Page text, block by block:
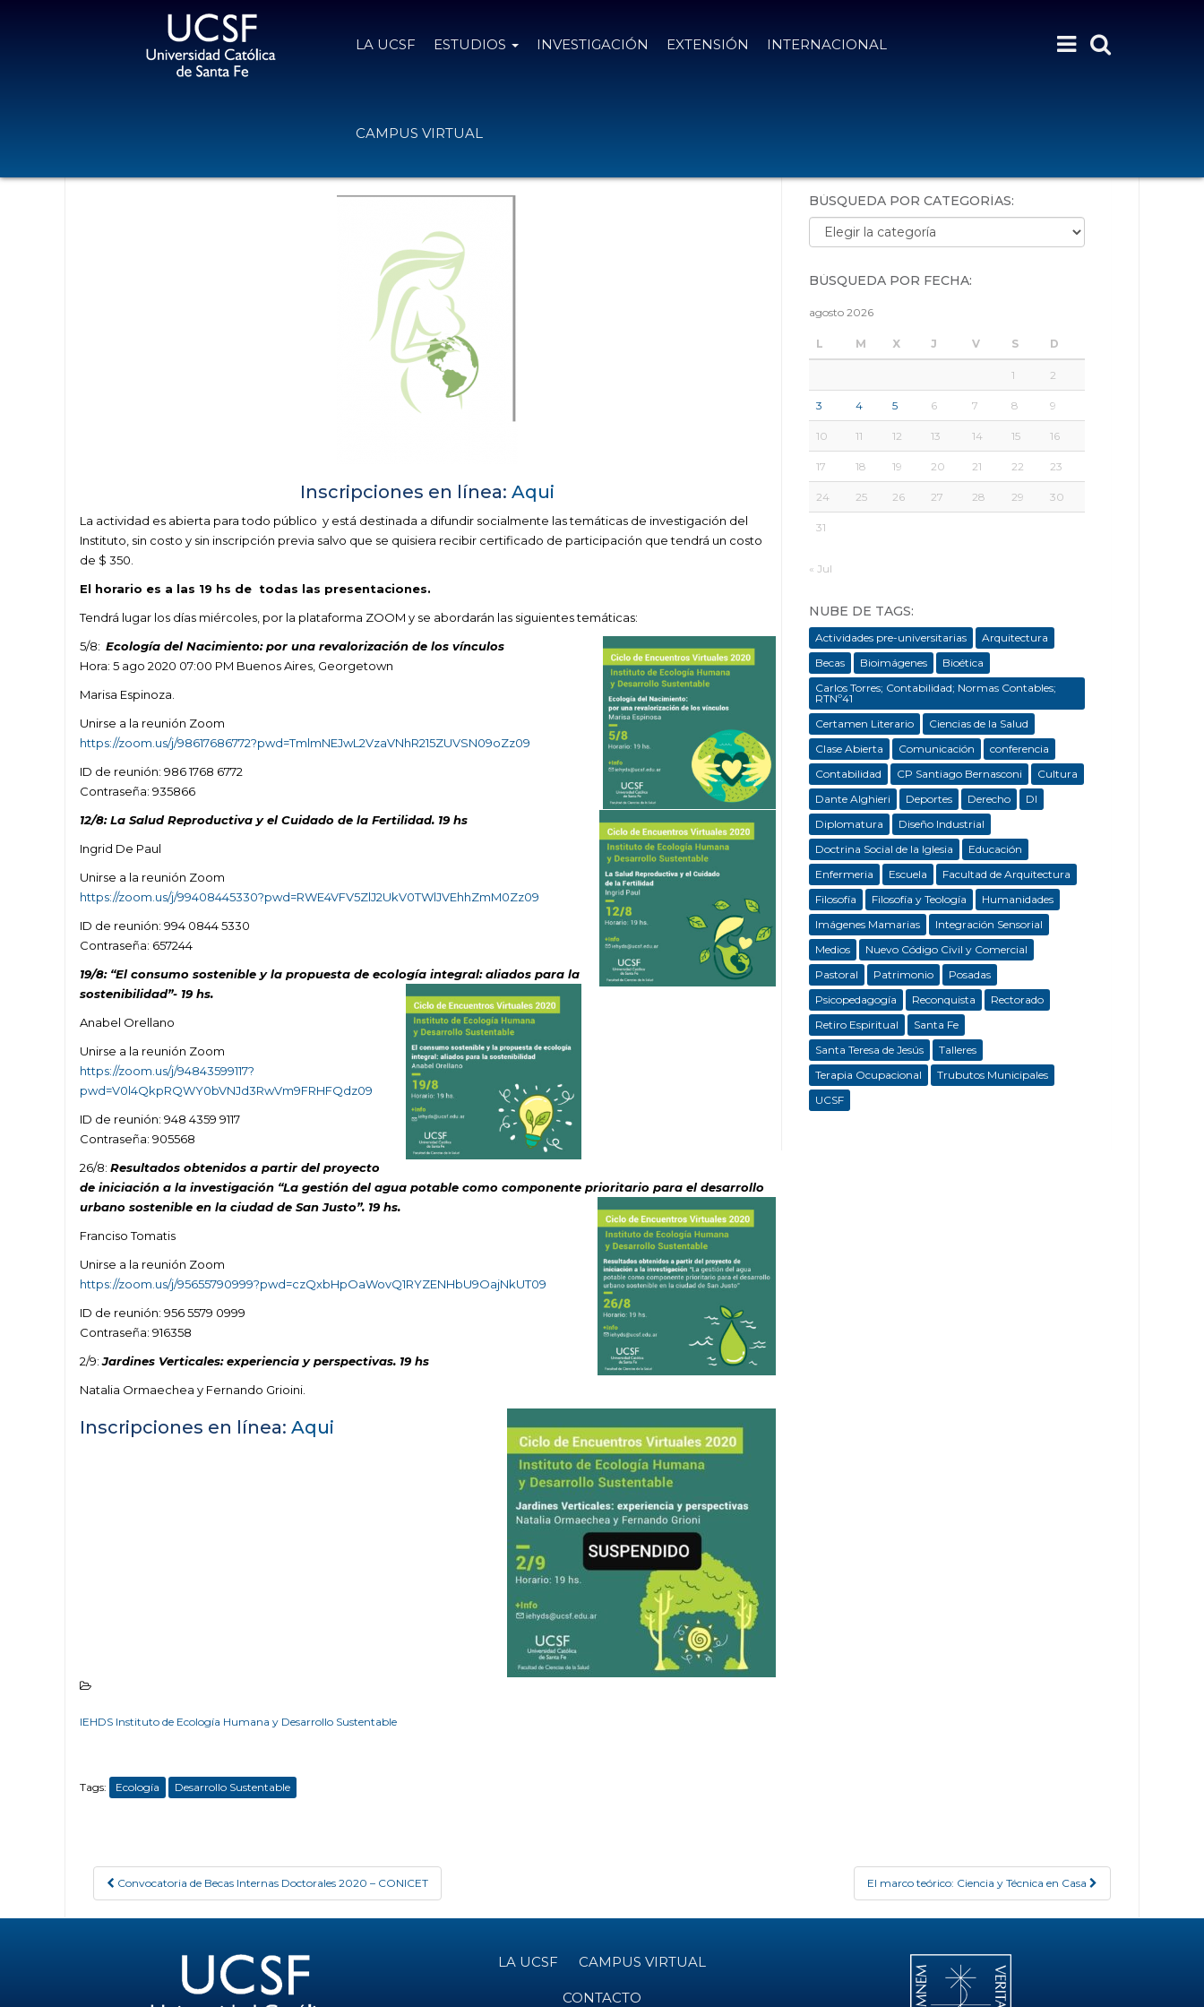
LA UCSF ESTUDIOS INVESTIGACIÓN EXTENSIÓN INTERNACIONAL
CAMPUS VIRTUAL
Inscripciones en línea:Aqui
La actividad es abierta para todo público y está destinada a difundir socialmente las temáticas de investigación del
Instituto, sin costo y sin inscripción previa salvo que se quisiera recibir certificado de participación que tendrá un costo
de $ 350.
El horario es a las 19 hs de todas las presentaciones.
Tendrá lugar los días miércoles, por la plataforma ZOOM y se abordarán las siguientes temáticas:
5/8: Ecología del Nacimiento: por una revalorización de los vínculos
Hora: 5 ago 2020 07:00 PM Buenos Aires, Georgetown
Marisa Espinoza.
Unirse a la reunión Zoom
https://zoom.us/j/98617686772?pwd=TmlmNEJwL2VzaVNhR215ZUVSN09oZz09
ID de reunión: 986 1768 6772
Contraseña: 935866
12/8: La Salud Reproductiva y el Cuidado de la Fertilidad. 19 hs
Ingrid De Paul
Unirse a la reunión Zoom
https://zoom.us/j/99408445330?pwd=RWE4VFV5ZlJ2UkV0TWlJVEhhZmM0Zz09
ID de reunión: 994 0844 5330
Contraseña: 657244
19/8: “El consumo sostenible y la propuesta de ecología integral: aliados para la
sostenibilidad”- 19 hs.
Anabel Orellano
Unirse a la reunión Zoom
https://zoom.us/j/94843599117?
pwd=V0l4QkpRQWY0bVNJd3RwVm9FRHFQdz09
ID de reunión: 948 4359 9117
Contraseña: 905568
26/8: Resultados obtenidos a partir del proyecto
de iniciación a la investigación “La gestión del agua potable como componente prioritario para el desarrollo
urbano sostenible en la ciudad de San Justo”. 19 hs.
Franciso Tomatis
Unirse a la reunión Zoom
https://zoom.us/j/95655790999?pwd=czQxbHpOaWovQ1RYZENHbU9OajNkUT09
ID de reunión: 956 5579 0999
Contraseña: 916358
2/9:Jardines Verticales: experiencia y perspectivas. 19 hs
Natalia Ormaechea y Fernando Grioini.
Inscripciones en línea: Aqui
IEHDS Instituto de Ecología Humana y Desarrollo Sustentable
Tags: Ecología Desarrollo Sustentable
BÚSQUEDA POR CATEGORÍAS:
Búsqueda por categorías:
BÚSQUEDA POR FECHA:
agosto 2026
L M X J V S D
1 2
3 4 5 6 7 8 9
10 11 12 13 14 15 16
17 18 19 20 21 22 23
24 25 26 27 28 29 30
31
« Jul
NUBE DE TAGS:
Actividades pre-universitarias
Arquitectura
Becas
Bioimágenes
Bioética
Carlos Torres; Contabilidad; Normas Contables;
RTNº41
Certamen Literario
Ciencias de la Salud
Clase Abierta
Comunicación
conferencia
Contabilidad
CP Santiago Bernasconi
Cultura
Dante Alghieri
Deportes Derecho
DI
Diplomatura
Diseño Industrial
Doctrina Social de la Iglesia
Educación
Enfermeria
Escuela
Facultad de Arquitectura
Filosofía
Filosofía y Teología
Humanidades
Imágenes Mamarias
Integración Sensorial
Medios
Nuevo Código Civil y Comercial
Pastoral
Patrimonio
Posadas
Psicopedagogía
Reconquista
Rectorado
Retiro Espiritual
Santa Fe
Santa Teresa de Jesús
Talleres
Terapia Ocupacional
Trubutos Municipales
UCSF
Post navigation
Convocatoria de Becas Internas Doctorales 2020 – CONICET El marco teórico: Ciencia y Técnica en Casa
LA UCSF CAMPUS VIRTUAL
CONTACTO